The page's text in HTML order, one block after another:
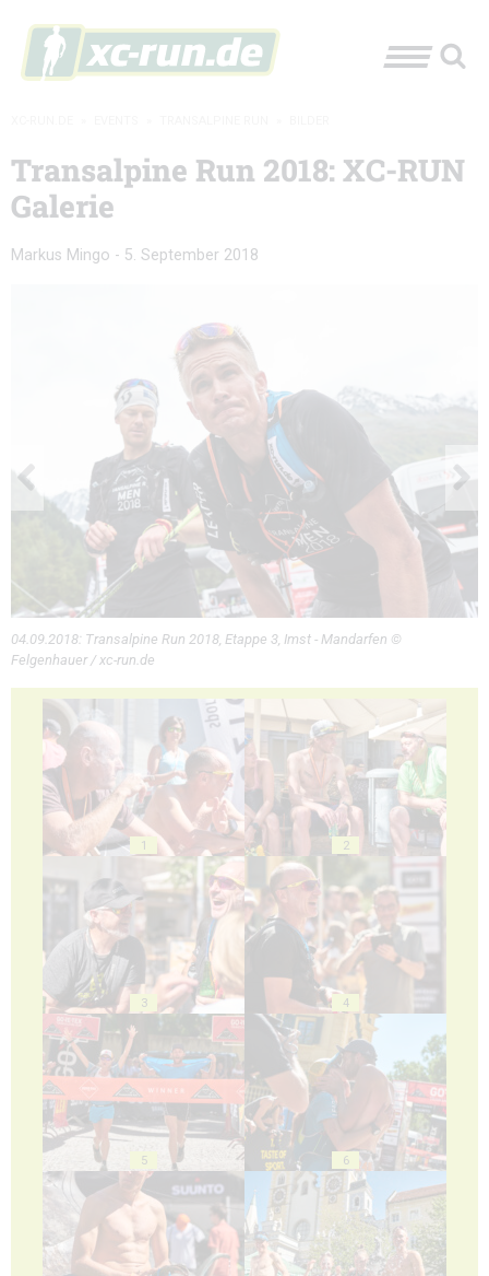
Transalpine Run 2018: XC-RUN
Galerie
Markus Mingo - 5. September 2018
04.09.2018: Transalpine Run 2018, Etappe 3, Imst - Mandarfen ©
Felgenhauer / xc-run.de
1 2
3 4
5 6